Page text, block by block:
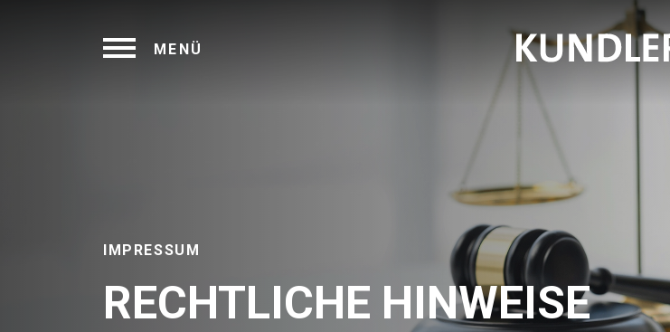
MENÜ
IMPRESSUM
RECHTLICHE HINWEISE